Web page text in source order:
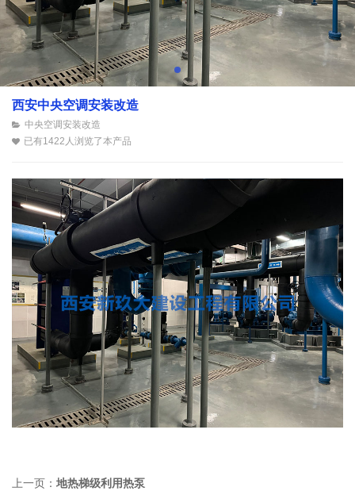
西安中央空调安装改造
中央空调安装改造
已有1422人浏览了本产品
上一页： 地热梯级利用热泵